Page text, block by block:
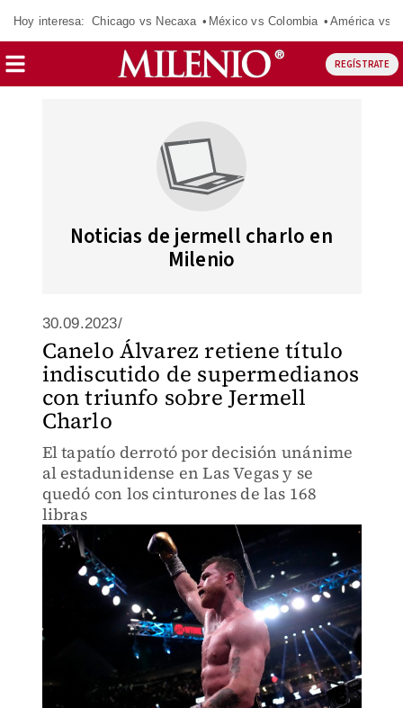
Hoy interesa: Chicago vs Necaxa México vs Colombia América vs
REGÍSTRATE
Noticias de jermell charlo en
Milenio
30.09.2023/
Canelo Álvarez retiene título
indiscutido de supermedianos
con triunfo sobre Jermell
Charlo
El tapatío derrotó por decisión unánime
al estadunidense en Las Vegas y se
quedó con los cinturones de las 168
libras